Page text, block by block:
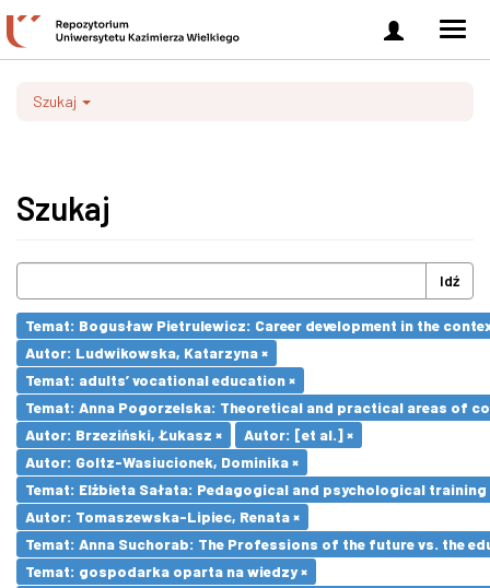
Zaloguj
się
Szukaj
Szukaj
Idź
Temat: Bogusław Pietrulewicz: Career development in the
Autor: Ludwikowska, Katarzyna ×
Temat: adults’ vocational education ×
Temat: Anna Pogorzelska: Theoretical and practical areas of
Autor: Brzeziński, Łukasz ×
Autor: [et al.] ×
Autor: Goltz-Wasiucionek, Dominika ×
Temat: Elżbieta Sałata: Pedagogical and psychological
Autor: Tomaszewska-Lipiec, Renata ×
Temat: Anna Suchorab: The Professions of the future vs. the
Temat: gospodarka oparta na wiedzy ×